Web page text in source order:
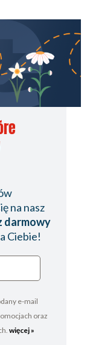
na nasz
darmowy
Ciebie!
e-mail
oraz
więcej »